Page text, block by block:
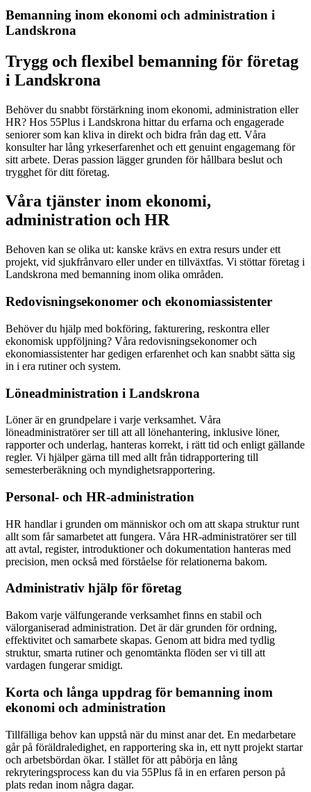
Bemanning inom ekonomi och administration i
Landskrona
Trygg och flexibel bemanning för företag
i Landskrona
Behöver du snabbt förstärkning inom ekonomi, administration eller
HR? Hos 55Plus i Landskrona hittar du erfarna och engagerade
seniorer som kan kliva in direkt och bidra från dag ett. Våra
konsulter har lång yrkeserfarenhet och ett genuint engagemang för
sitt arbete. Deras passion lägger grunden för hållbara beslut och
trygghet för ditt företag.
Våra tjänster inom ekonomi,
administration och HR
Behoven kan se olika ut: kanske krävs en extra resurs under ett
projekt, vid sjukfrånvaro eller under en tillväxtfas. Vi stöttar företag i
Landskrona med bemanning inom olika områden.
Redovisningsekonomer och ekonomiassistenter
Behöver du hjälp med bokföring, fakturering, reskontra eller
ekonomisk uppföljning? Våra redovisningsekonomer och
ekonomiassistenter har gedigen erfarenhet och kan snabbt sätta sig
in i era rutiner och system.
Löneadministration i Landskrona
Löner är en grundpelare i varje verksamhet. Våra
löneadministratörer ser till att all lönehantering, inklusive löner,
rapporter och underlag, hanteras korrekt, i rätt tid och enligt gällande
regler. Vi hjälper gärna till med allt från tidrapportering till
semesterberäkning och myndighetsrapportering.
Personal- och HR-administration
HR handlar i grunden om människor och om att skapa struktur runt
allt som får samarbetet att fungera. Våra HR-administratörer ser till
att avtal, register, introduktioner och dokumentation hanteras med
precision, men också med förståelse för relationerna bakom.
Administrativ hjälp för företag
Bakom varje välfungerande verksamhet finns en stabil och
välorganiserad administration. Det är där grunden för ordning,
effektivitet och samarbete skapas. Genom att bidra med tydlig
struktur, smarta rutiner och genomtänkta flöden ser vi till att
vardagen fungerar smidigt.
Korta och långa uppdrag för bemanning inom
ekonomi och administration
Tillfälliga behov kan uppstå när du minst anar det. En medarbetare
går på föräldraledighet, en rapportering ska in, ett nytt projekt startar
och arbetsbördan ökar. I stället för att påbörja en lång
rekryteringsprocess kan du via 55Plus få in en erfaren person på
plats redan inom några dagar.